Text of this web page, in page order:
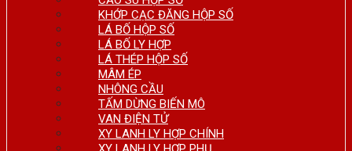
KHỚP CẠC ĐĂNG HỘP SỐ
LÁ BỐ HỘP SỐ
LÁ BỐ LY HỢP
LÁ THÉP HỘP SỐ
MÂM ÉP
NHÔNG CẦU
TẤM DỪNG BIẾN MÔ
VAN ĐIỆN TỬ
XY LANH LY HỢP CHÍNH